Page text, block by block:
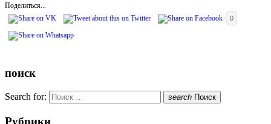
Поделиться...
0
поиск
Search for: search Поиск
Рубрики